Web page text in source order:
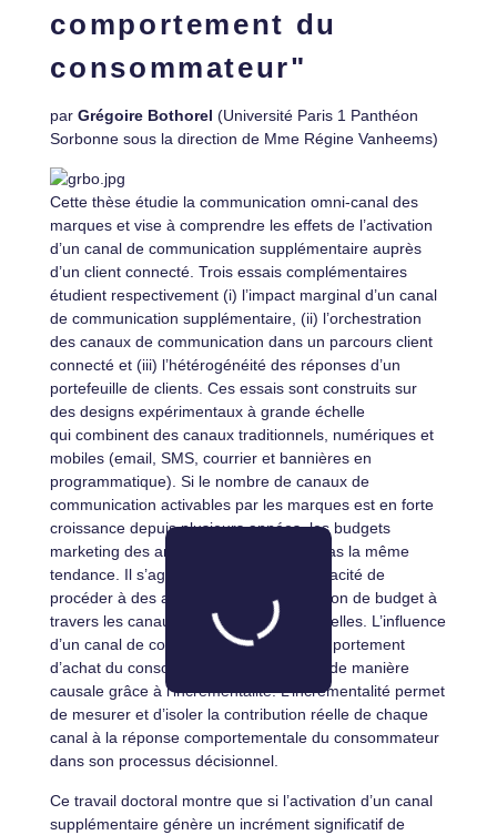
comportement du
consommateur"
parGrégoire Bothorel (Université Paris 1 Panthéon
Sorbonne sous la direction de Mme Régine Vanheems)
Cette thèse étudie la communication omni-canal des
marques et vise à comprendre les effets de l’activation
d’un canal de communication supplémentaire auprès
d’un client connecté. Trois essais complémentaires
étudient respectivement (i) l’impact marginal d’un canal
de communication supplémentaire, (ii) l’orchestration
des canaux de communication dans un parcours client
connecté et (iii) l’hétérogénéité des réponses d’un
portefeuille de clients. Ces essais sont construits sur
des designs expérimentaux à grande échelle
qui combinent des canaux traditionnels, numériques et
mobiles (email, SMS, courrier et bannières en
programmatique). Si le nombre de canaux de
communication activables par les marques est en forte
croissance depuis plusieurs années, les budgets
marketing des annonceurs ne suivent pas la même
tendance. Il s’agit dès lors d’être en capacité de
procéder à des arbitrages dans l’allocation de budget à
travers les canaux et les cibles relationnelles. L’influence
d’un canal de communication sur le comportement
d’achat du consommateur est mesurée de manière
causale grâce à l’incrémentalité. L’incrémentalité permet
de mesurer et d’isoler la contribution réelle de chaque
canal à la réponse comportementale du consommateur
dans son processus décisionnel.
Ce travail doctoral montre que si l’activation d’un canal
supplémentaire génère un incrément significatif de